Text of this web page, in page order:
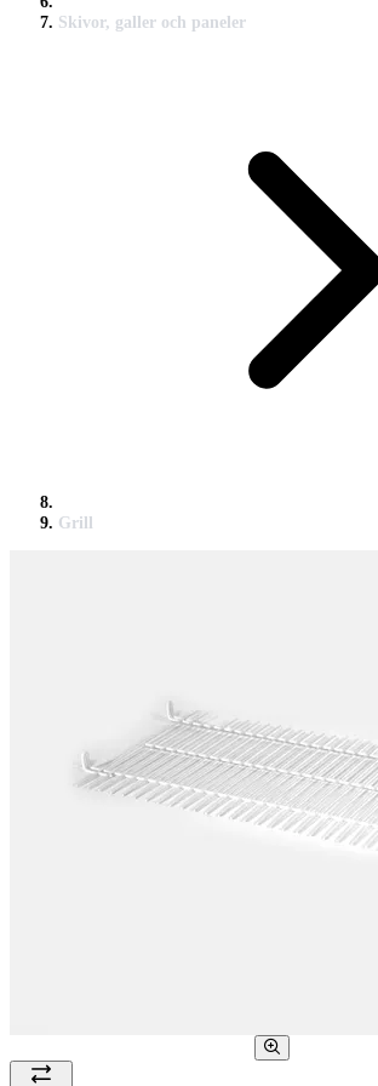
Skivor, galler och paneler
Grill